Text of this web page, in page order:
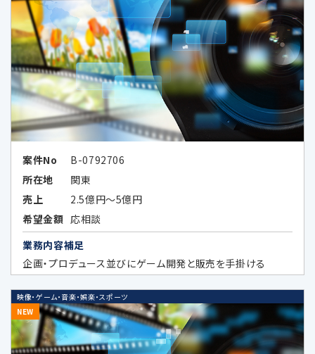
4.個人情報の第三者提供の制限
次の場合を除いてお客様の個人情報を第三者
に開示又は提供することはありません。
お客様ご本人が同意されている場合
法令などの定めにより開示が必要な場
合
当社が第三者に本ポリシーに定める利
用目的の達成に必要な範囲内において
個人データの取扱いの全部又は一部を
め秘密保持の義務を負わせている場合
データのハッシュ化、統計化の方法等に
より特定の個人を識別できない形式に加
案件No
B-0792706
所在地
関東
売上
2.5億円～5億円
希望金額 応相談
業務内容補足
企画・プロデュース並びにゲーム開発と販売を手掛ける
映像・ゲーム・音楽・娯楽・スポーツ
NEW